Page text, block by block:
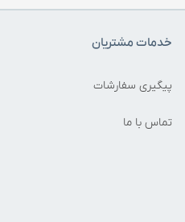
خدمات مشتریان
پیگیری سفارشات
تماس با ما